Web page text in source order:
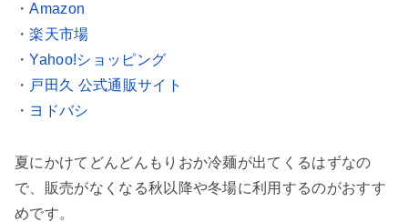
・Amazon
・楽天市場
・Yahoo!ショッピング
・ 戸田久 公式通販サイト
・ ヨドバシ
夏にかけてどんどんもりおか冷麺が出てくるはずなの
で、販売がなくなる秋以降や冬場に利用するのがおすす
めです。